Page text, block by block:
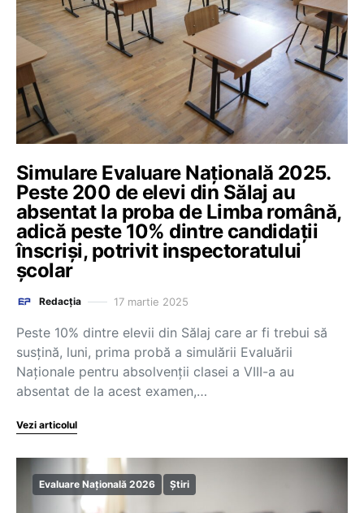
Simulare Evaluare Națională 2025.
Peste 200 de elevi din Sălaj au
absentat la proba de Limba română,
adică peste 10% dintre candidații
înscriși, potrivit inspectoratului
școlar
Redacția 17 martie 2025
Peste 10% dintre elevii din Sălaj care ar fi trebui să
susţină, luni, prima probă a simulării Evaluării
Naţionale pentru absolvenţii clasei a VIII-a au
absentat de la acest examen,…
Vezi articolul
Evaluare Națională 2026 Știri